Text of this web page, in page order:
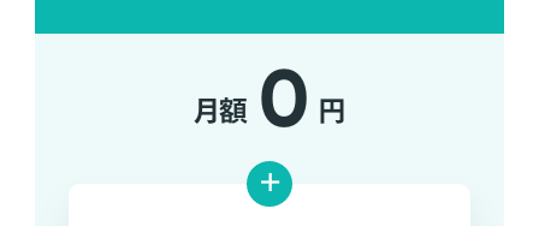
月額 0 円
+